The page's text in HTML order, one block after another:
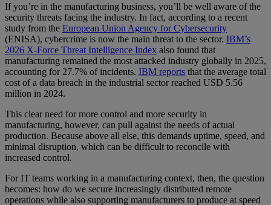
If you’re in the manufacturing business, you’ll be well aware of the
security threats facing the industry. In fact, according to a recent
study from the European Union Agency for Cybersecurity
(ENISA), cybercrime is now the main threat to the sector. IBM’s
2026 X-Force Threat Intelligence Index also found that
manufacturing remained the most attacked industry globally in 2025,
accounting for 27.7% of incidents. IBM reports that the average total
cost of a data breach in the industrial sector reached USD 5.56
million in 2024.
This clear need for more control and more security in
manufacturing, however, can pull against the needs of actual
production. Because above all else, this demands uptime, speed, and
minimal disruption, which can be difficult to reconcile with
increased control.
For IT teams working in a manufacturing context, then, the question
becomes: how do we secure increasingly distributed remote
operations while also supporting manufacturers to produce at speed